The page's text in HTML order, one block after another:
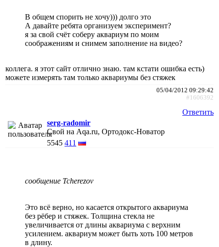
В общем спорить не хочу))) долго это
А давайте ребята организуем эксперимент?
я за свой счёт соберу аквариум по моим
соображениям и снимем заполнение на видео?
коллега. я этот сайт отлично знаю. там кстати ошибка есть)
можете измерять там только аквариумы без стяжек
05/04/2012 09:29:42
#1606392
Ответить
serg-radomir
Свой на Aqa.ru, Ортодокс-Новатор
5545 411
сообщение Tcherezov
Это всё верно, но касается открытого аквариума
без рёбер и стяжек. Толщина стекла не
увеличивается от длины аквариума с верхним
усилением. аквариум может быть хоть 100 метров
в длину.